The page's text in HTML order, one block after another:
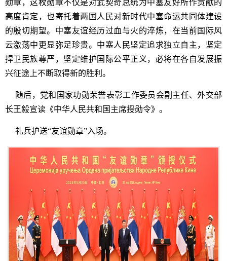
勋章，这枚勋章不仅是对武契奇总统为中塞友好所作贡献的
高度肯定，也寄托着两国人民对新时代中塞命运共同体建设
的殷切期望。中塞友谊经历过血与火的淬炼，在当前国际风
云激荡中更显弥足珍贵。中塞人民坚定追求独立自主，坚定
捍卫民族尊严，坚定维护国际公平正义，必将在各自发展振
兴征途上不断取得新的胜利。
随后，党和国家功勋荣誉表彰工作委员会副主任、外交部
长王毅宣读《中华人民共和国主席授勋令》。
礼兵护送“友谊勋章”入场。